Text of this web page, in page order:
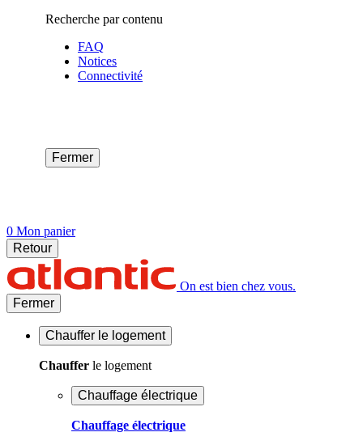
Recherche par contenu
FAQ
Notices
Connectivité
Fermer
0 Mon panier
Retour
On est bien chez vous.
Fermer
Chauffer le logement
Chauffer le logement
Chauffage électrique
Chauffage électrique